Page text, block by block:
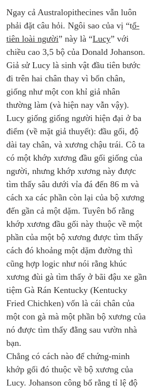
Ngay cả Australopithecines vẫn luôn
phải đặt câu hỏi. Ngôi sao của vị “tổ-
tiên loài người” này là “Lucy” với
chiều cao 3,5 bộ của Donald Johanson.
Giả sử Lucy là sinh vật đầu tiên bước
đi trên hai chân thay vì bốn chân,
giống như một con khỉ giả nhân
thường làm (và hiện nay vẫn vậy).
Lucy giống giống người hiện đại ở ba
điểm (về mặt giả thuyết): đầu gối, độ
dài tay chân, và xương chậu trái. Cô ta
có một khớp xương đầu gối giống của
người, nhưng khớp xương này được
tìm thấy sâu dưới vỉa đá đến 86 m và
cách xa các phần còn lại của bộ xương
đến gần cả một dặm. Tuyên bố rằng
khớp xương đầu gối này thuộc về một
phần của một bộ xương được tìm thấy
cách đó khoảng một dặm đường thì
cũng hợp logic như nói rằng khúc
xương đùi gà tìm thấy ở bãi đậu xe gần
tiệm Gà Rán Kentucky (Kentucky
Fried Chichken) vốn là cái chân của
một con gà mà một phần bộ xương của
nó được tìm thấy đằng sau vườn nhà
bạn.
Chẳng có cách nào để chứng-minh
khớp gối đó thuộc về bộ xương của
Lucy. Johanson công bố rằng tỉ lệ độ